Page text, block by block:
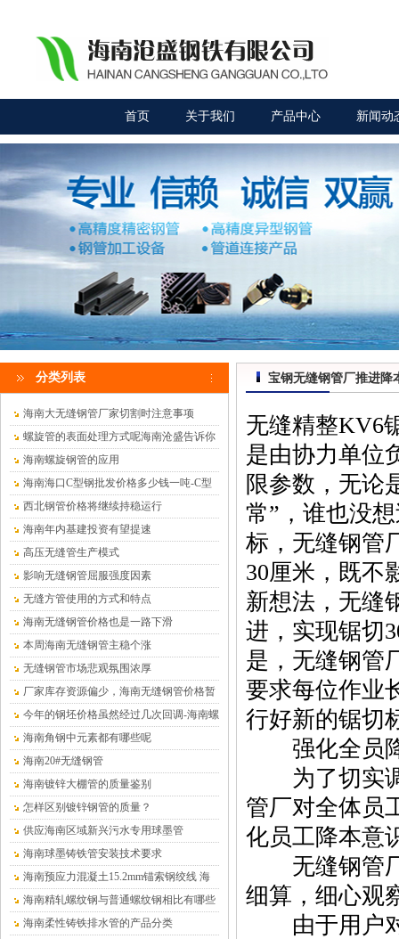
首页 关于我们 产品中心 新闻动
分类列表
海南大无缝钢管厂家切割时注意事项
螺旋管的表面处理方式呢海南沧盛告诉你
海南螺旋钢管的应用
海南海口C型钢批发价格多少钱一吨-C型
钢厂家
西北钢管价格将继续持稳运行
海南年内基建投资有望提速
高压无缝管生产模式
影响无缝钢管屈服强度因素
无缝方管使用的方式和特点
海南无缝钢管价格也是一路下滑
本周海南无缝钢管主稳个涨
无缝钢管市场悲观氛围浓厚
厂家库存资源偏少，海南无缝钢管价格暂
时平稳为主
今年的钢坯价格虽然经过几次回调-海南螺
旋钢管
海南角钢中元素都有哪些呢
海南20#无缝钢管
海南镀锌大棚管的质量鉴别
怎样区别镀锌钢管的质量？
供应海南区域新兴污水专用球墨管
海南球墨铸铁管安装技术要求
海南预应力混凝土15.2mm锚索钢绞线 海
南沧盛销售
海南精轧螺纹钢与普通螺纹钢相比有哪些
优点？
海南柔性铸铁排水管的产品分类
宝钢无缝钢管厂推进降
无缝精整KV6
是由协力单位
限参数，无论
常”，谁也没
标，无缝钢管
30厘米，既不
新想法，无缝
进，实现锯切
是，无缝钢管
要求每位作业
行好新的锯切
强化全员
为了切实调
管厂对全体员
化员工降本意
无缝钢管厂
细算，细心观
由于用户对